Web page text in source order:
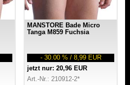
MANSTORE Bade Micro
Tanga M859 Fuchsia
- 30.00 % / 8,99 EUR
jetzt nur: 20,96 EUR
Art.-Nr.: 210912-2*